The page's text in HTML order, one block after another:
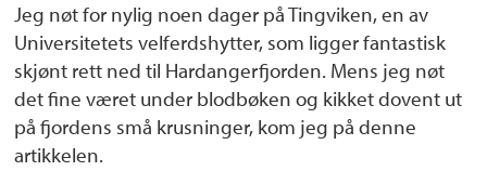
Jeg nøt for nylig noen dager på Tingviken, en av
Universitetets velferdshytter, som ligger fantastisk
skjønt rett ned til Hardangerfjorden. Mens jeg nøt
det fine været under blodbøken og kikket dovent ut
på fjordens små krusninger, kom jeg på denne
artikkelen.